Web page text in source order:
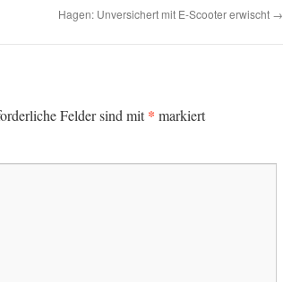
Hagen: Unversichert mit E-Scooter erwischt →
Felder sind mit* markiert